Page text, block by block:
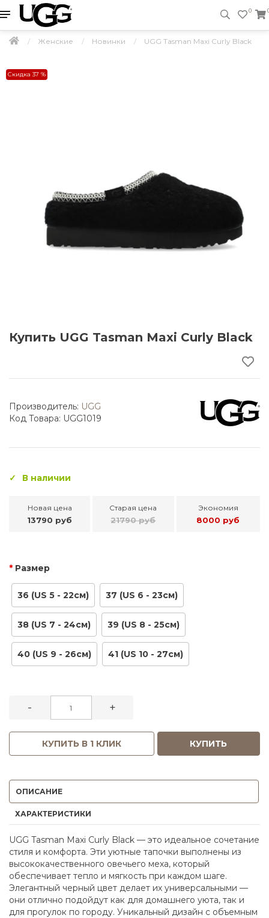
0
Женские Новинки UGG Tasman Maxi Curly Black
Скидка 37 %
Купить UGG Tasman Maxi Curly Black
Производитель: UGG
Код Товара: UGG1019
В наличии
Новая цена
13790 руб
Старая цена
21790 руб
Экономия
8000 руб
Размер
36 (US 5 - 22см) 37 (US 6 - 23см)
38 (US 7 - 24см) 39 (US 8 - 25см)
40 (US 9 - 26см) 41 (US 10 - 27см)
- +
КУПИТЬ В 1 КЛИК КУПИТЬ
ОПИСАНИЕ
ХАРАКТЕРИСТИКИ
UGG Tasman Maxi Curly Black — это идеальное сочетание
стиля и комфорта. Эти уютные тапочки выполнены из
высококачественного овечьего меха, который
обеспечивает тепло и мягкость при каждом шаге.
Элегантный черный цвет делает их универсальными —
они отлично подойдут как для домашнего уюта, так и
для прогулок по городу. Уникальный дизайн с объемным